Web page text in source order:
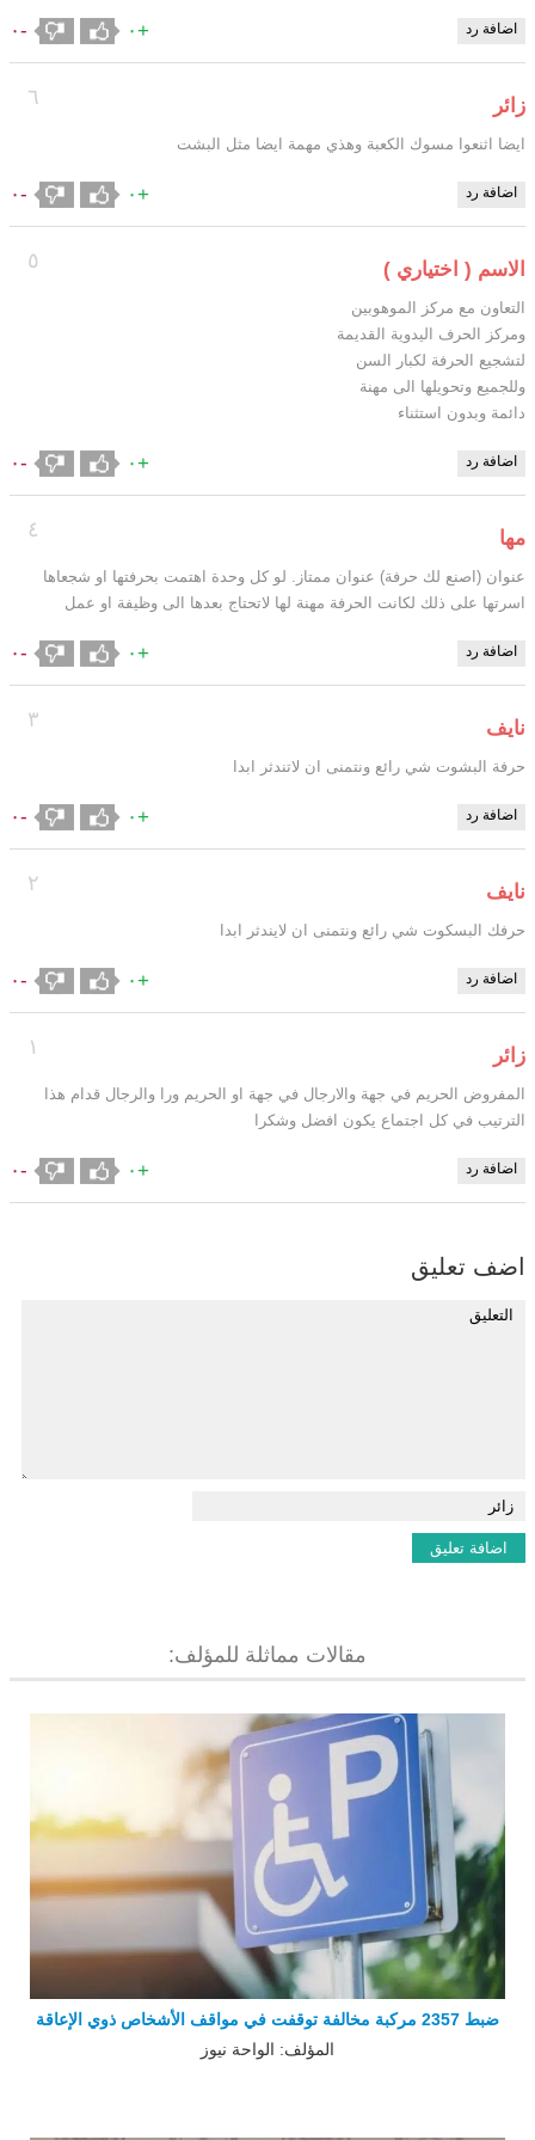
اضافة رد +٠ -٠
٦ زائر
ايضا اثنعوا مسوك الكعبة وهذي مهمة ايضا مثل البشت
اضافة رد +٠ -٠
٥ الاسم ( اختياري )
التعاون مع مركز الموهوبين
ومركز الحرف اليدوية القديمة
لتشجيع الحرفة لكبار السن
وللجميع وتحويلها الى مهنة
دائمة وبدون استثناء
اضافة رد +٠ -٠
٤ مها
عنوان (اصنع لك حرفة) عنوان ممتاز. لو كل وحدة اهتمت بحرفتها او شجعاها
اسرتها على ذلك لكانت الحرفة مهنة لها لاتحتاج بعدها الى وظيفة او عمل
اضافة رد +٠ -٠
٣ نايف
حرفة البشوت شي رائع ونتمنى ان لاتندثر ابدا
اضافة رد +٠ -٠
٢ نايف
حرفك البسكوت شي رائع ونتمنى ان لايندثر ابدا
اضافة رد +٠ -٠
١ زائر
المفروض الحريم في جهة والارجال في جهة او الحريم ورا والرجال قدام هذا
الترتيب في كل اجتماع يكون افضل وشكرا
اضافة رد +٠ -٠
اضف تعليق
مقالات مماثلة للمؤلف:
ضبط 2357 مركبة مخالفة توقفت في مواقف الأشخاص ذوي الإعاقة
المؤلف: الواحة نيوز